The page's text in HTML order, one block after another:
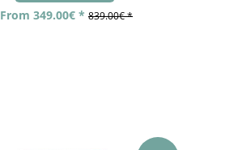
From 349.00€ * 839.00€ *